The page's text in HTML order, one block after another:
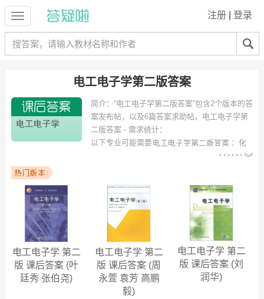
注册 登录
电工电子学第二版答案
简介： “电工电子学第二版答案”包含2个版本的答
案发布帖，以及6篇答案求助帖。 电工电子学第
二版答案 - 需求统计：
以下专业可能需要
：化
学工程与工艺、土木工程、安全工程、石油工程、应用化学、机电一体
化、机电工程、机械设计制造及其自动化、过程装备与控制工程、生物
工程 等专业。
以下学校的同学下载过
电工电子学第二版答案
：中国石油大学、华中科
技大学武昌分校、中国石油大学(华东)、中国石油大学（华东）、淮阴
工学院、华科武昌分校、江汉大学、南京工业大学、浙江大学、石家庄
铁道大学 等。
电工电子学 第二
版 课后答案 (叶
廷秀 张伯尧)
电工电子学 第二
版 课后答案 (周
永萱 袁芳 高鹏
毅)
电工电子学 第二
版 课后答案 (刘
润华)